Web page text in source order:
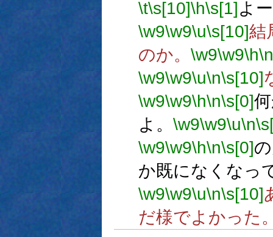
\t\s[10]\h\s[1]よ
\w9\w9\u\s[10]結
のか。 \w9\w9\h\n
\w9\w9\u\n\s[10]
\w9\w9\h\n\s[0]
よ。 \w9\w9\u\n
\w9\w9\h\n\s[0]
か既になくなっ
\w9\w9\u\n\s[10]
だ様でよかった